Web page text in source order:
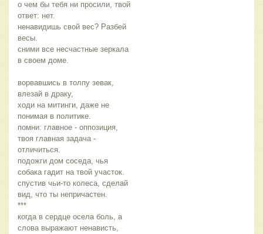
о чем бы тебя ни просили, твой
ответ: нет.
ненавидишь свой вес? Разбей
весы.
сними все несчастные зеркала
в своем доме.
ворвавшись в толпу зевак,
влезай в драку,
ходи на митинги, даже не
понимая в политике.
помни: главное - оппозиция,
твоя главная задача -
отличиться.
подожги дом соседа, чья
собака гадит на твой участок.
спустив чьи-то колеса, сделай
вид, что ты непричастен.
***
когда в сердце осела боль, а
слова выражают ненависть,